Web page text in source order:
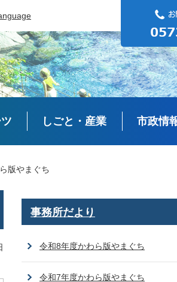
しごと・産業 市政情
版やまぐち
事務所だより
令和8年度かわら版やまぐち
令和7年度かわら版やまぐち